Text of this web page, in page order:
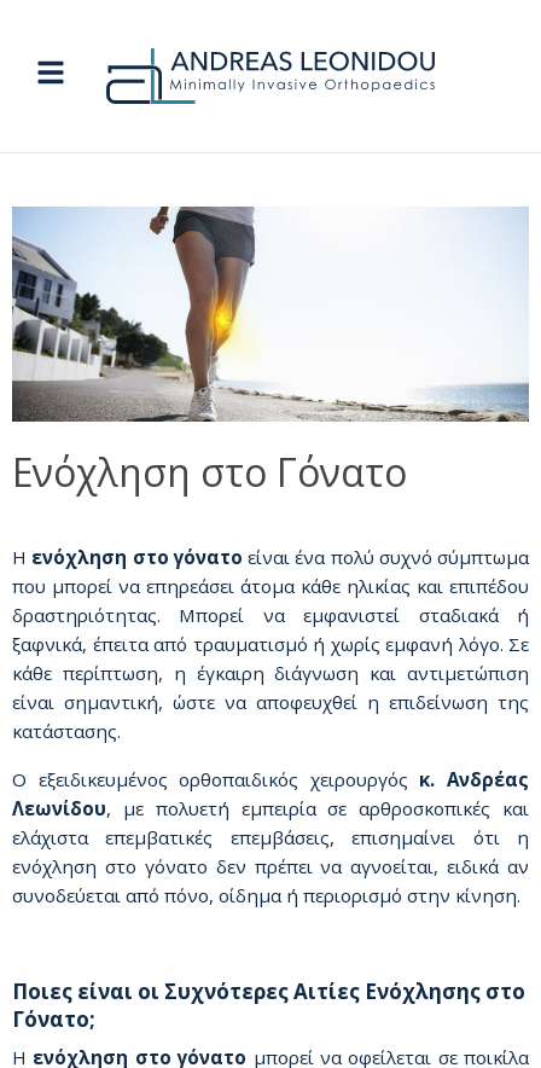
Ενόχληση στο Γόνατο
Η ενόχληση στο γόνατο είναι ένα πολύ συχνό σύμπτωμα
που μπορεί να επηρεάσει άτομα κάθε ηλικίας και επιπέδου
δραστηριότητας. Μπορεί να εμφανιστεί σταδιακά ή
ξαφνικά, έπειτα από τραυματισμό ή χωρίς εμφανή λόγο. Σε
κάθε περίπτωση, η έγκαιρη διάγνωση και αντιμετώπιση
είναι σημαντική, ώστε να αποφευχθεί η επιδείνωση της
κατάστασης.
Ο εξειδικευμένος ορθοπαιδικός χειρουργός κ. Ανδρέας
Λεωνίδου, με πολυετή εμπειρία σε αρθροσκοπικές και
ελάχιστα επεμβατικές επεμβάσεις, επισημαίνει ότι η
ενόχληση στο γόνατο δεν πρέπει να αγνοείται, ειδικά αν
συνοδεύεται από πόνο, οίδημα ή περιορισμό στην κίνηση.
Ποιες είναι οι Συχνότερες Αιτίες Ενόχλησης στο
Γόνατο;
Η ενόχληση στο γόνατο μπορεί να οφείλεται σε ποικίλα